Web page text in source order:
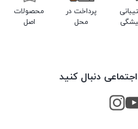
پرداخت در
محل
محصولات
اصل
دنبال کنید